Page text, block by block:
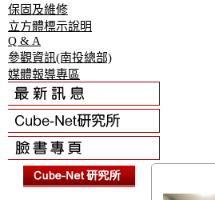
保固及維修
立方體標示說明
Q & A
參觀資訊(南投總部)
媒體報導專區